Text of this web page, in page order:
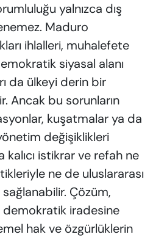
yalnızca dış
Maduro
ihlalleri, muhalefete
siyasal alanı
da ülkeyi derin bir
Ancak bu sorunların
kuşatmalar ya da
değişiklikleri
kalıcı istikrar ve refah ne
ne de uluslararası
Çözüm,
demokratik iradesine
hak ve özgürlüklerin